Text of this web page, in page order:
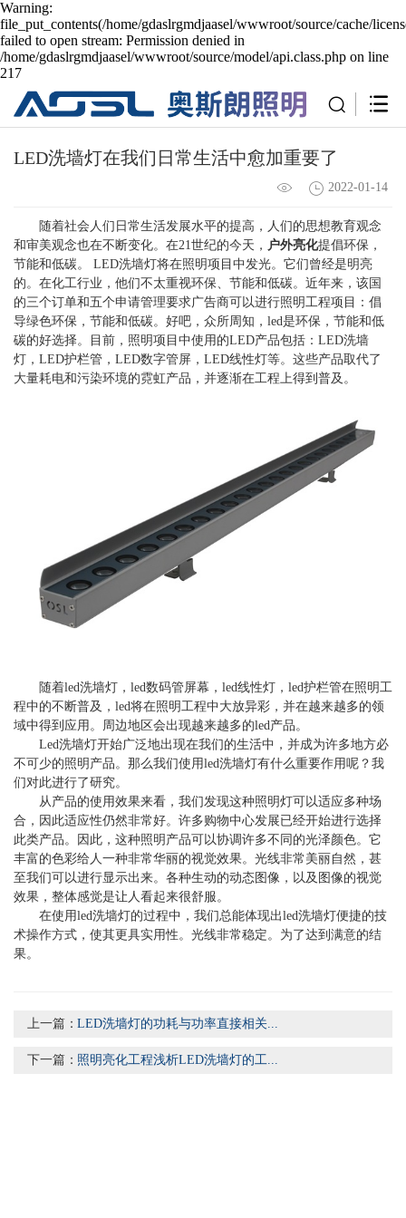
Warning:
file_put_contents(/home/gdaslrgmdjaasel/wwwroot/source/cache/
failed to open stream: Permission denied in
/home/gdaslrgmdjaasel/wwwroot/source/model/api.class.php on line
217
LED洗墙灯在我们日常生活中愈加重要了
2022-01-14
随着社会人们日常生活发展水平的提高，人们的思想教育观念
和审美观念也在不断变化。在21世纪的今天， 户外亮化提倡环保，
节能和低碳。 LED洗墙灯将在照明项目中发光。它们曾经是明亮
的。在化工行业，他们不太重视环保、节能和低碳。近年来，该国
的三个订单和五个申请管理要求广告商可以进行照明工程项目：倡
导绿色环保，节能和低碳。好吧，众所周知，led是环保，节能和低
碳的好选择。目前，照明项目中使用的LED产品包括：LED洗墙
灯，LED护栏管，LED数字管屏，LED线性灯等。这些产品取代了
大量耗电和污染环境的霓虹产品，并逐渐在工程上得到普及。
随着led洗墙灯，led数码管屏幕，led线性灯，led护栏管在照明工
程中的不断普及，led将在照明工程中大放异彩，并在越来越多的领
域中得到应用。周边地区会出现越来越多的led产品。
Led洗墙灯开始广泛地出现在我们的生活中，并成为许多地方必
不可少的照明产品。那么我们使用led洗墙灯有什么重要作用呢？我
们对此进行了研究。
从产品的使用效果来看，我们发现这种照明灯可以适应多种场
合，因此适应性仍然非常好。许多购物中心发展已经开始进行选择
此类产品。因此，这种照明产品可以协调许多不同的光泽颜色。它
丰富的色彩给人一种非常华丽的视觉效果。光线非常美丽自然，甚
至我们可以进行显示出来。各种生动的动态图像，以及图像的视觉
效果，整体感觉是让人看起来很舒服。
在使用led洗墙灯的过程中，我们总能体现出led洗墙灯便捷的技
术操作方式，使其更具实用性。光线非常稳定。为了达到满意的结
果。
上一篇：LED洗墙灯的功耗与功率直接相关...
下一篇： 照明亮化工程浅析LED洗墙灯的工...